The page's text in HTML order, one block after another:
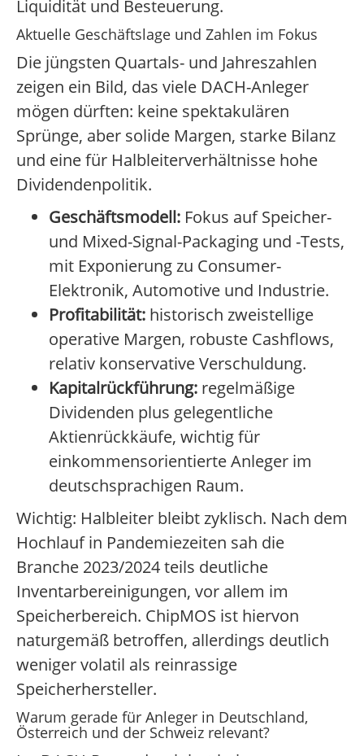
Liquidität und Besteuerung.
Aktuelle Geschäftslage und Zahlen im Fokus
Die jüngsten Quartals- und Jahreszahlen
zeigen ein Bild, das viele DACH-Anleger
mögen dürften: keine spektakulären
Sprünge, aber solide Margen, starke Bilanz
und eine für Halbleiterverhältnisse hohe
Dividendenpolitik.
Geschäftsmodell: Fokus auf Speicher-
und Mixed-Signal-Packaging und -Tests,
mit Exponierung zu Consumer-
Elektronik, Automotive und Industrie.
Profitabilität: historisch zweistellige
operative Margen, robuste Cashflows,
relativ konservative Verschuldung.
Kapitalrückführung: regelmäßige
Dividenden plus gelegentliche
Aktienrückkäufe, wichtig für
einkommensorientierte Anleger im
deutschsprachigen Raum.
Wichtig: Halbleiter bleibt zyklisch. Nach dem
Hochlauf in Pandemiezeiten sah die
Branche 2023/2024 teils deutliche
Inventarbereinigungen, vor allem im
Speicherbereich. ChipMOS ist hiervon
naturgemäß betroffen, allerdings deutlich
weniger volatil als reinrassige
Speicherhersteller.
Warum gerade für Anleger in Deutschland,
Österreich und der Schweiz relevant?